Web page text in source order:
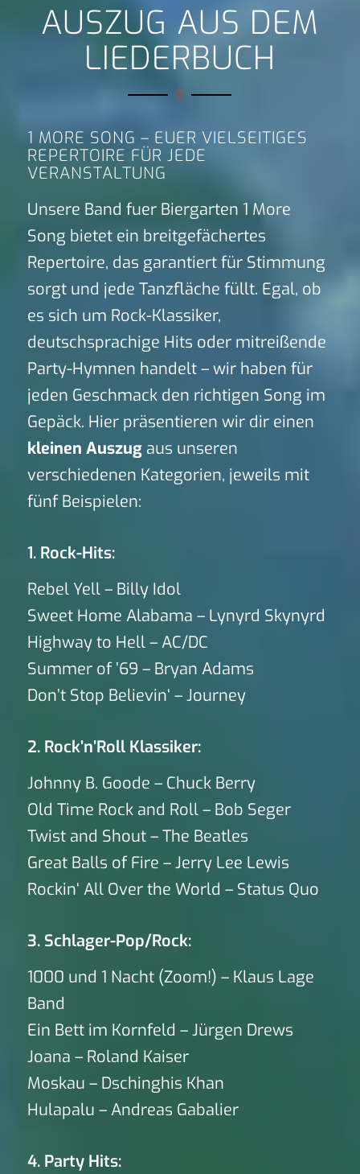
AUSZUG AUS DEM
LIEDERBUCH
1 MORE SONG – EUER VIELSEITIGES
REPERTOIRE FÜR JEDE
VERANSTALTUNG
Unsere Band fuer Biergarten 1 More
Song bietet ein breitgefächertes
Repertoire, das garantiert für Stimmung
sorgt und jede Tanzfläche füllt. Egal, ob
es sich um Rock-Klassiker,
deutschsprachige Hits oder mitreißende
Party-Hymnen handelt – wir haben für
jeden Geschmack den richtigen Song im
Gepäck. Hier präsentieren wir dir einen
kleinen Auszugaus unseren
verschiedenen Kategorien, jeweils mit
fünf Beispielen:
1. Rock-Hits:
Rebel Yell – Billy Idol
Sweet Home Alabama – Lynyrd Skynyrd
Highway to Hell – AC/DC
Summer of ’69 – Bryan Adams
Don’t Stop Believin‘ – Journey
2. Rock’n’Roll Klassiker:
Johnny B. Goode – Chuck Berry
Old Time Rock and Roll – Bob Seger
Twist and Shout – The Beatles
Great Balls of Fire – Jerry Lee Lewis
Rockin‘ All Over the World – Status Quo
3. Schlager-Pop/Rock:
1000 und 1 Nacht (Zoom!) – Klaus Lage
Band
Ein Bett im Kornfeld – Jürgen Drews
Joana – Roland Kaiser
Moskau – Dschinghis Khan
Hulapalu – Andreas Gabalier
4. Party Hits: